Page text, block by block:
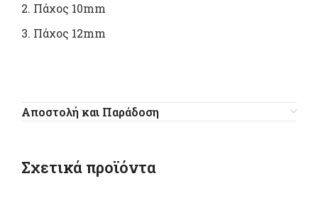
Πάχος 10mm
Πάχος 12mm
Αποστολή και Παράδοση
Σχετικά προϊόντα